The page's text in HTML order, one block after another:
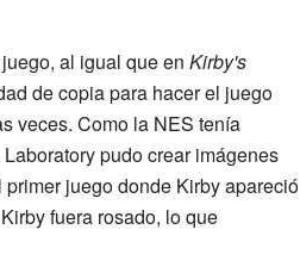
al igual que en Kirby's
de copia para hacer el juego
veces. Como la NES tenía
pudo crear imágenes
juego donde Kirby apareció
fuera rosado, lo que